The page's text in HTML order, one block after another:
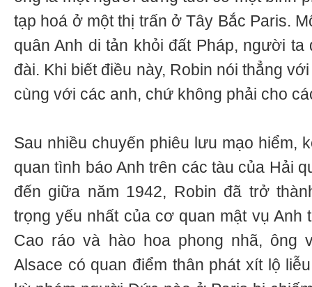
tạp hoá ở một thị trấn ở Tây Bắc Paris.
quân Anh di tản khỏi đất Pháp, người ta
đài. Khi biết điều này, Robin nói thẳng
cùng với các anh, chứ không phải cho
Sau nhiều chuyến phiêu lưu mạo hiểm,
quan tình báo Anh trên các tàu của Hải
đến giữa năm 1942, Robin đã trở
trọng yếu nhất của cơ quan mật vụ Anh
Cao ráo và hào hoa phong nhã, ông
Alsace có quan điểm thân phát xít lộ